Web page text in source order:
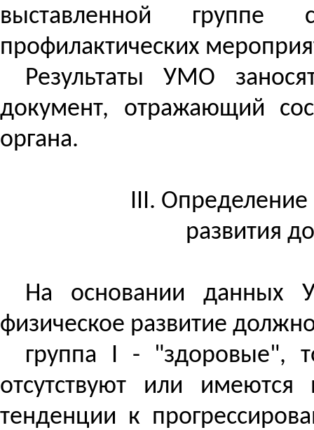
выставленной группе
профилактических
Результаты УМО
документ, отражающий
органа.
III. Определение
развития
На основании данных
физическое развитие
группа I - "здоровые",
отсутствуют или
тенденции к